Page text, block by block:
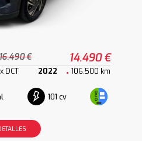
€ 14.490 €
DCT 2022 106.500 km
101 cv